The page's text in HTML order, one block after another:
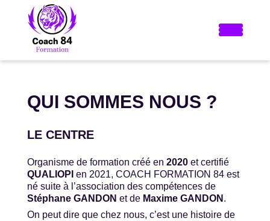
QUI SOMMES NOUS ?
LE CENTRE
Organisme de formation créé en 2020et certifié
QUALIOPI en 2021, COACH FORMATION 84 est
né suite à l’association des compétences de
Stéphane GANDON et de Maxime GANDON .
On peut dire que chez nous, c’est une histoire de